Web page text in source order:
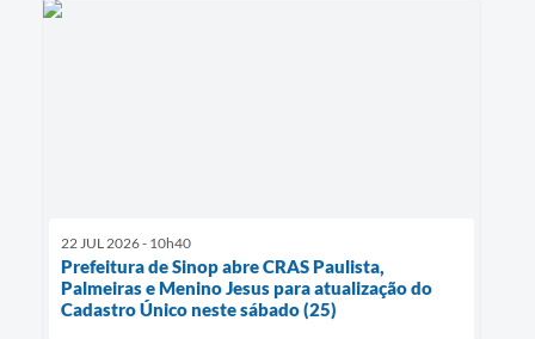
22 JUL 2026 - 10h40
Prefeitura de Sinop abre CRAS Paulista,
Palmeiras e Menino Jesus para atualização do
Cadastro Único neste sábado (25)